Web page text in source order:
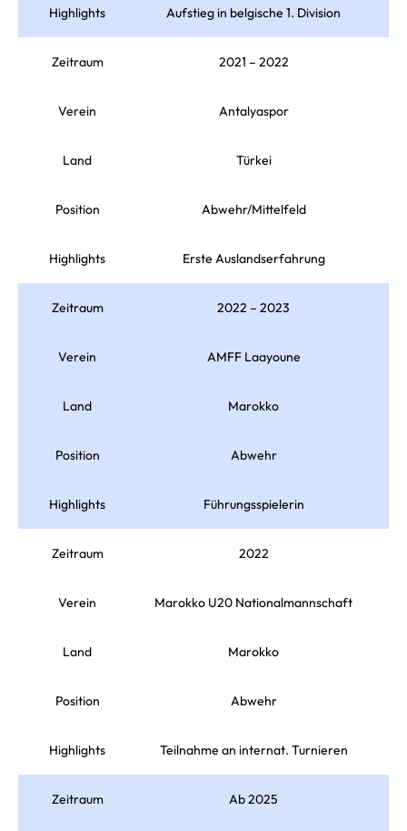
Highlights Aufstieg in belgische 1. Division
Zeitraum 2021 – 2022
Verein Antalyaspor
Land Türkei
Position Abwehr/Mittelfeld
Highlights Erste Auslandserfahrung
Zeitraum 2022 – 2023
Verein AMFF Laayoune
Land Marokko
Position Abwehr
Highlights Führungsspielerin
Zeitraum 2022
Verein Marokko U20 Nationalmannschaft
Land Marokko
Position Abwehr
Highlights Teilnahme an internat. Turnieren
Zeitraum Ab 2025